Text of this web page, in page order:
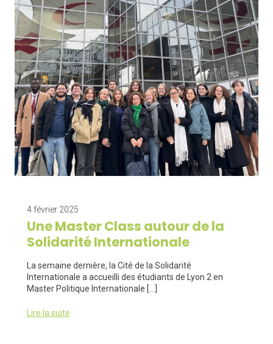
4 février 2025
Une Master Class autour de la
Solidarité Internationale
La semaine dernière, la Cité de la Solidarité
Internationale a accueilli des étudiants de Lyon 2 en
Master Politique Internationale […]
Lire la suite